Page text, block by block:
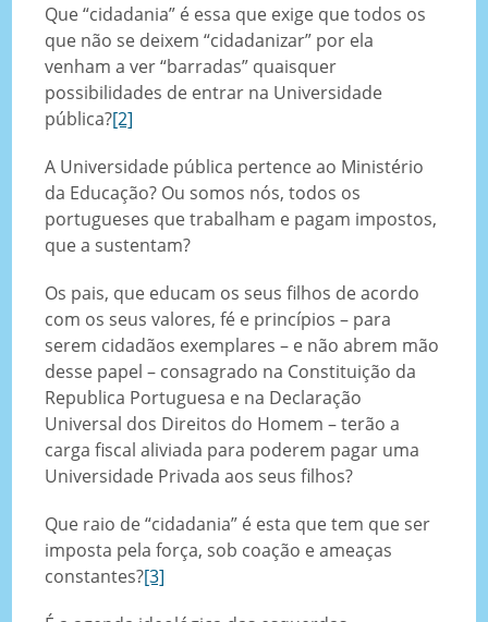
Que “cidadania” é essa que exige que todos os
que não se deixem “cidadanizar” por ela
venham a ver “barradas” quaisquer
possibilidades de entrar na Universidade
pública?[2]
A Universidade pública pertence ao Ministério
da Educação? Ou somos nós, todos os
portugueses que trabalham e pagam impostos,
que a sustentam?
Os pais, que educam os seus filhos de acordo
com os seus valores, fé e princípios – para
serem cidadãos exemplares – e não abrem mão
desse papel – consagrado na Constituição da
Republica Portuguesa e na Declaração
Universal dos Direitos do Homem – terão a
carga fiscal aliviada para poderem pagar uma
Universidade Privada aos seus filhos?
Que raio de “cidadania” é esta que tem que ser
imposta pela força, sob coação e ameaças
constantes?[3]